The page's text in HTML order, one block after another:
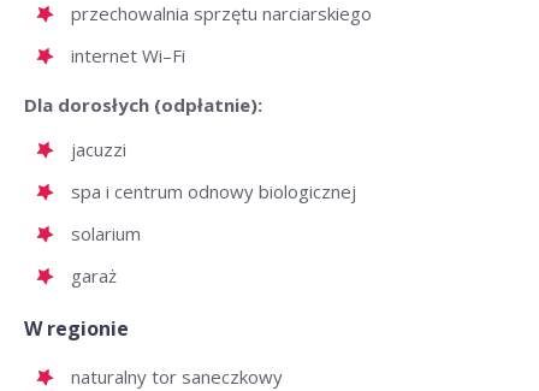
przechowalnia sprzętu narciarskiego
internet Wi–Fi
Dla dorosłych (odpłatnie):
jacuzzi
spa i centrum odnowy biologicznej
solarium
garaż
W regionie
naturalny tor saneczkowy